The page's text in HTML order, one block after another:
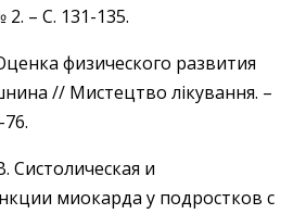
2. – С. 131-135.
физического развития
// Мистецтво лікування. –
Систолическая и
миокарда у подростков с